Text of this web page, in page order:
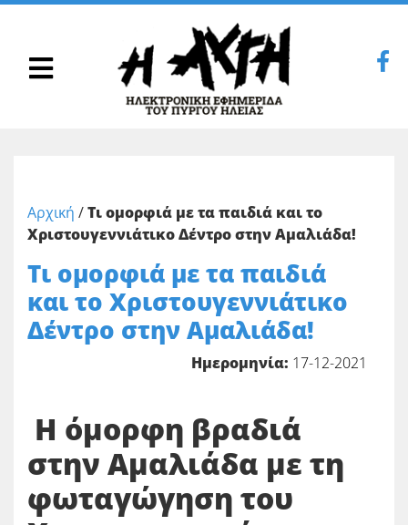
Αρχική /Τι ομορφιά με τα παιδιά και το
Χριστουγεννιάτικο Δέντρο στην Αμαλιάδα!
Τι ομορφιά με τα παιδιά
και το Χριστουγεννιάτικο
Δέντρο στην Αμαλιάδα!
Ημερομηνία: 17-12-2021
Η όμορφη βραδιά
στην Αμαλιάδα με τη
φωταγώγηση του